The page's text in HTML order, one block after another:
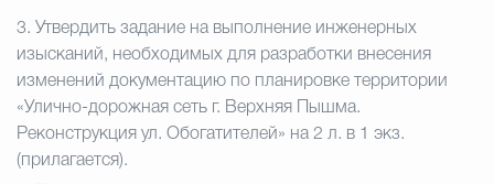
3. Утвердить задание на выполнение инженерных
изысканий, необходимых для разработки внесения
изменений документацию по планировке территории
«Улично-дорожная сеть г. Верхняя Пышма.
Реконструкция ул. Обогатителей» на 2 л. в 1 экз.
(прилагается).